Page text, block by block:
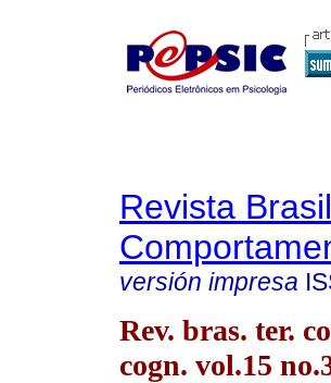
Revista
versión impresa
Rev. bras. ter.
cogn. vol.15